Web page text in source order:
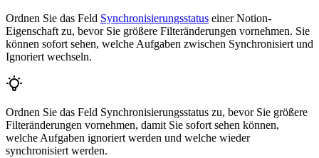
Ordnen Sie das Feld Synchronisierungsstatus einer Notion-
Eigenschaft zu, bevor Sie größere Filteränderungen vornehmen. Sie
können sofort sehen, welche Aufgaben zwischen Synchronisiert und
Ignoriert wechseln.
Ordnen Sie das Feld Synchronisierungsstatus zu, bevor Sie größere
Filteränderungen vornehmen, damit Sie sofort sehen können,
welche Aufgaben ignoriert werden und welche wieder
synchronisiert werden.